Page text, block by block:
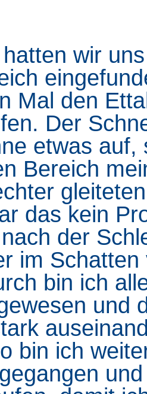
wir
Mal den
Der
etwas auf,
Bereich
das kein
der
im Schatten
bin ich
und
bin ich